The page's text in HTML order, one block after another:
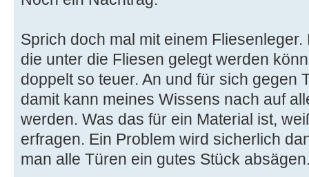
Sprich doch mal mit einem
die unter die Fliesen gelegt werden
doppelt so teuer. An und für sich gegen
damit kann meines Wissens nach auf
werden. Was das für ein Material ist,
erfragen. Ein Problem wird sicherlich
man alle Türen ein gutes Stück